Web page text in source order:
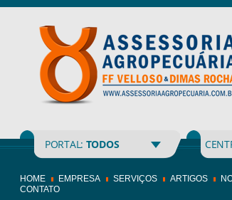
PORTAL: TODOS
HOME EMPRESA SERVIÇOS ARTIGOS
CONTATO